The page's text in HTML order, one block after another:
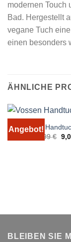
modernen Touch
Bad. Hergestellt
vegane Tuch
einen besonders
ÄHNLICHE
Angebot!
Vossen
13,99€
BLEIBEN SIE